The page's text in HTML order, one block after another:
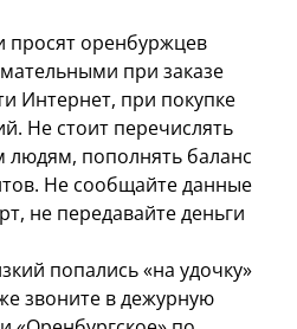
просят оренбуржцев
при заказе
Интернет, при покупке
Не стоит перечислять
людям, пополнять баланс
Не сообщайте данные
не передавайте деньги
попались «на удочку»
звоните в дежурную